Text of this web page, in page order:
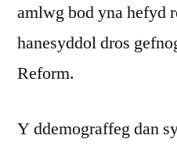
amlwg bod yna hefyd
hanesyddol dros
Reform.
Y ddemograffeg dan